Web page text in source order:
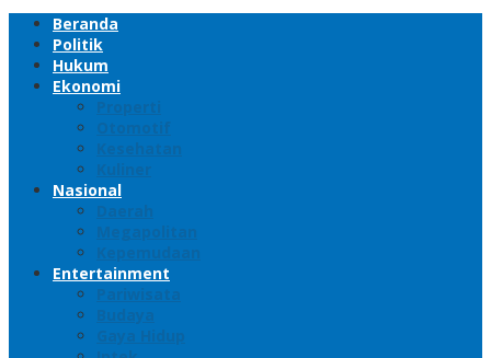
Beranda
Politik
Hukum
Ekonomi
Properti
Otomotif
Kesehatan
Kuliner
Nasional
Daerah
Megapolitan
Kepemudaan
Entertainment
Pariwisata
Budaya
Gaya Hidup